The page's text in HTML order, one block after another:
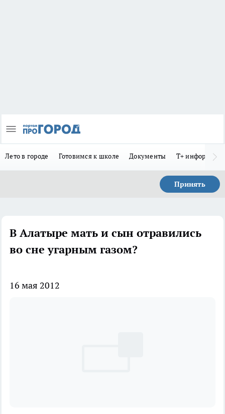
Лето в городе Готовимся к школе Документы Т+
Принять
В Алатыре мать и сын отравились
во сне угарным газом?
16 мая 2012